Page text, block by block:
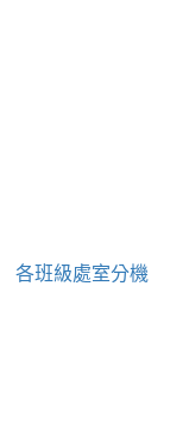
各班級處室分機